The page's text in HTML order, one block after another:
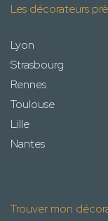
Les décorateurs
Lyon
Strasbourg
Rennes
Toulouse
Lille
Nantes
Trouver mon